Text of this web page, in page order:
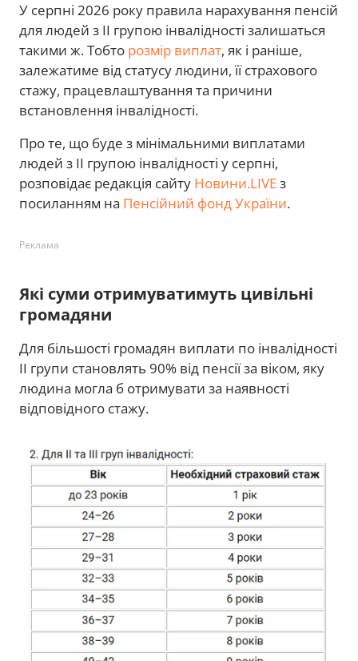
У серпні 2026 року правила нарахування пенсій
для людей з II групою інвалідності залишаться
такими ж. Тобто розмір виплат, як і раніше,
залежатиме від статусу людини, її страхового
стажу, працевлаштування та причини
встановлення інвалідності.
Про те, що буде з мінімальними виплатами
людей з ІІ групою інвалідності у серпні,
розповідає редакція сайту Новини.LIVEз
посиланням на Пенсійний фонд України.
Реклама
Які суми отримуватимуть цивільні
громадяни
Для більшості громадян виплати по інвалідності
II групи становлять 90% від пенсії за віком, яку
людина могла б отримувати за наявності
відповідного стажу.